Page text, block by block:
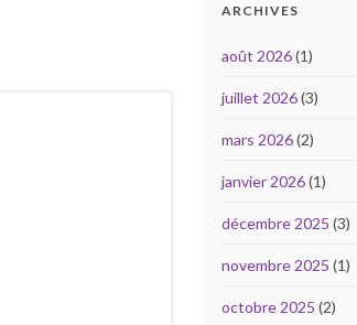
ARCHIVES
août 2026(1)
juillet 2026(3)
mars 2026(2)
janvier 2026(1)
décembre 2025 (3)
novembre 2025 (1)
octobre 2025 (2)